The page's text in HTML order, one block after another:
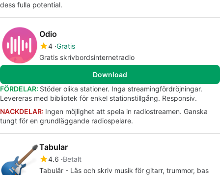
dess fulla potential.
Odio
4 Gratis
Gratis skrivbordsinternetradio
Download
FÖRDELAR: Stöder olika stationer. Inga streamingfördröjningar.
Levereras med bibliotek för enkel stationstillgång. Responsiv.
NACKDELAR: Ingen möjlighet att spela in radiostreamen. Ganska
tungt för en grundläggande radiospelare.
Tabular
4.6 Betalt
Tabulär - Läs och skriv musik för gitarr, trummor, bas